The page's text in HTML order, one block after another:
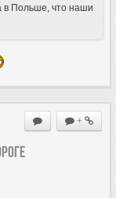
в Польше, что наши
+